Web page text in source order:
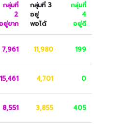
กลุ่มที่
2
อยู่ยาก
กลุ่มที่ 3
อยู่
พอได้
กลุ่มที่
4
อยู่ดี
7,961 11,980 199
15,461 4,701 0
8,551 3,855 405